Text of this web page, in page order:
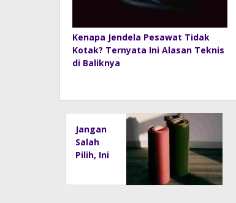
Kenapa Jendela Pesawat Tidak
Kotak? Ternyata Ini Alasan Teknis
di Baliknya
Jangan
Salah
Pilih, Ini